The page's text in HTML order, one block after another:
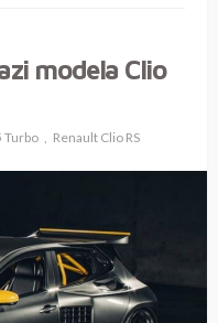
modela Clio
Turbo Renault Clio RS